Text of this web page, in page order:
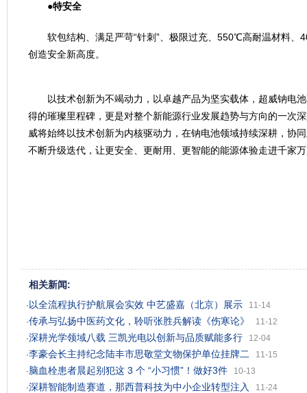
●特安全
软包结构、满足严苛“针刺”、极限过充、550℃高耐温材料
创造安全新高度。
以技术创新为不竭动力，以卓越产品为坚实载体，超威钠电
得的璀璨里程碑，更是对整个新能源行业发展趋势与方向的一次
威将始终以技术创新为内核驱动力，在钠电池领域持续深耕，协
不断升级迭代，让更安全、更耐用、更智能的能源体验走进千家
相关新闻:
· 以全流程执行护航展会实效 中艺盛嘉（北京）展示
11-14
·传承与弘扬中医药文化，聆听张胜兵解读《伤寒论》
11-12
·深耕光学领域八载 三凯光电以创新与品质赋能多行
12-04
·李豪会长主持纪念陆丰市思敬堂文物保护单位挂牌二
11-15
· 脑血栓患者晨起别犯这 3 个 “小习惯”！做好3件
10-13
·深耕智能制造赛道，那西普科技为中小企业转型注入
11-24